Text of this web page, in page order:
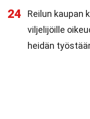
24
Reilun kaupan
viljelijöille
heidän